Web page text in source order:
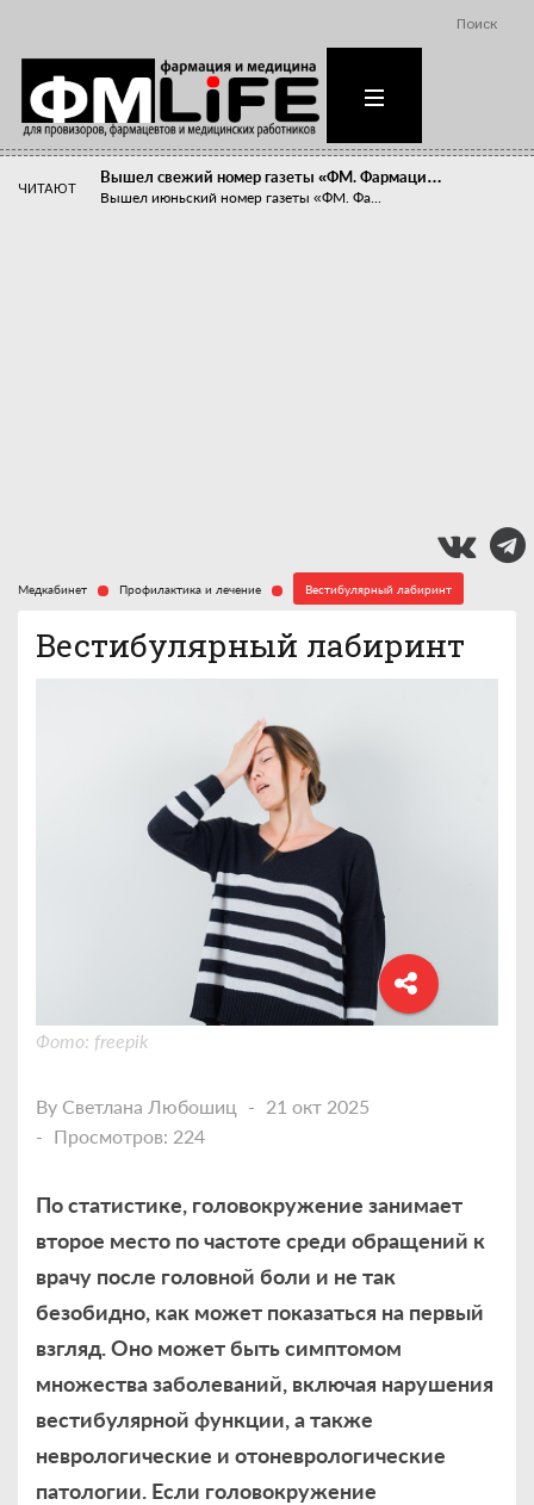
Поиск
ЧИТАЮТ
Вышел свежий номер газеты «ФМ. Фармаци…
Вышел июньский номер газеты «ФМ. Фа...
Медкабинет Профилактика и лечение Вестибулярный лабиринт
Вестибулярный лабиринт
Фото: freepik
By Светлана Любошиц
21 окт 2025
Просмотров: 224
По статистике, головокружение занимает
второе место по частоте среди обращений к
врачу после головной боли и не так
безобидно, как может показаться на первый
взгляд. Оно может быть симптомом
множества заболеваний, включая нарушения
вестибулярной функции, а также
неврологические и отоневрологические
патологии. Если головокружение